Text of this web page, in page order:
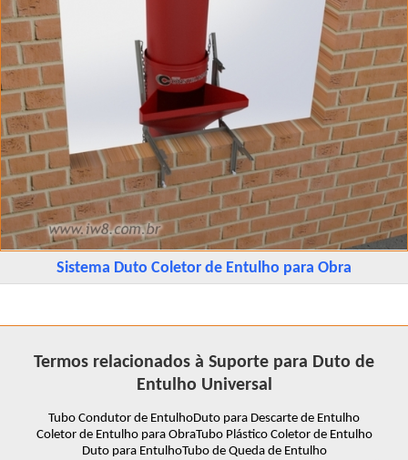
Sistema Duto Coletor de Entulho para Obra
Termos relacionados à Suporte para Duto de
Entulho Universal
Tubo Condutor de EntulhoDuto para Descarte de Entulho
Coletor de Entulho para ObraTubo Plástico Coletor de Entulho
Duto para EntulhoTubo de Queda de Entulho